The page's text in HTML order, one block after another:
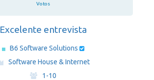
Votos
Excelente entrevista
B6 Software Solutions
Software House & Internet
·
1-10